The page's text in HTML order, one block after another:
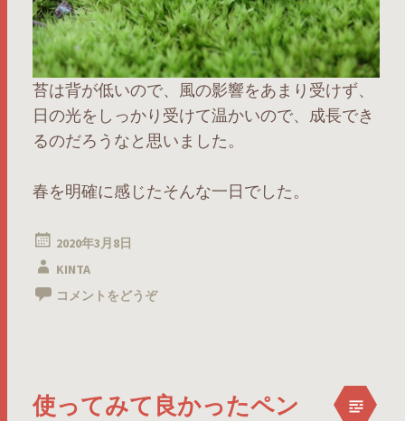
苔は背が低いので、風の影響をあまり受けず、
日の光をしっかり受けて温かいので、成長でき
るのだろうなと思いました。
春を明確に感じたそんな一日でした。
2020年3月8日
KINTA
コメントをどうぞ
使ってみて良かったペン